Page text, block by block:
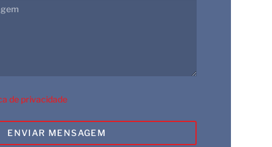
de privacidade
ENVIAR MENSAGEM